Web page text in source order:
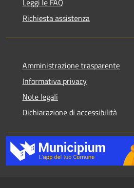
Leggi le FAQ
Richiesta assistenza
Amministrazione trasparente
Informativa privacy
Note legali
Dichiarazione di accessibilità